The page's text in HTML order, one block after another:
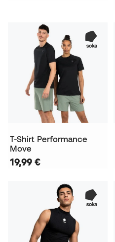
T-Shirt Performance
Move
19,99 €